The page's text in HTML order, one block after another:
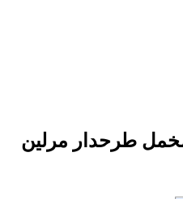
طرحدار مرلین